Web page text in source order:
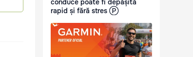
conduce poate fi depășită
rapid și fără stres Ⓟ